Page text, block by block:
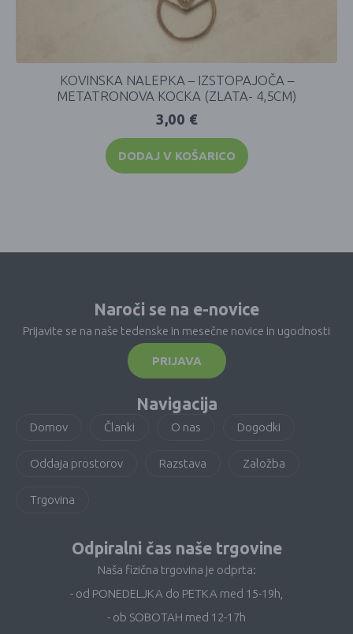
KOVINSKA NALEPKA – IZSTOPAJOČA –
METATRONOVA KOCKA (ZLATA- 4,5CM)
3,00 €
DODAJ V KOŠARICO
Naroči se na e-novice
Prijavite se na naše tedenske in mesečne novice in ugodnosti
PRIJAVA
Navigacija
Domov Članki O nas Dogodki
Oddaja prostorov Razstava Založba
Trgovina
Odpiralni čas naše trgovine
Naša fizična trgovina je odprta:
- od PONEDELJKA do PETKA med 15-19h,
- ob SOBOTAH med 12-17h